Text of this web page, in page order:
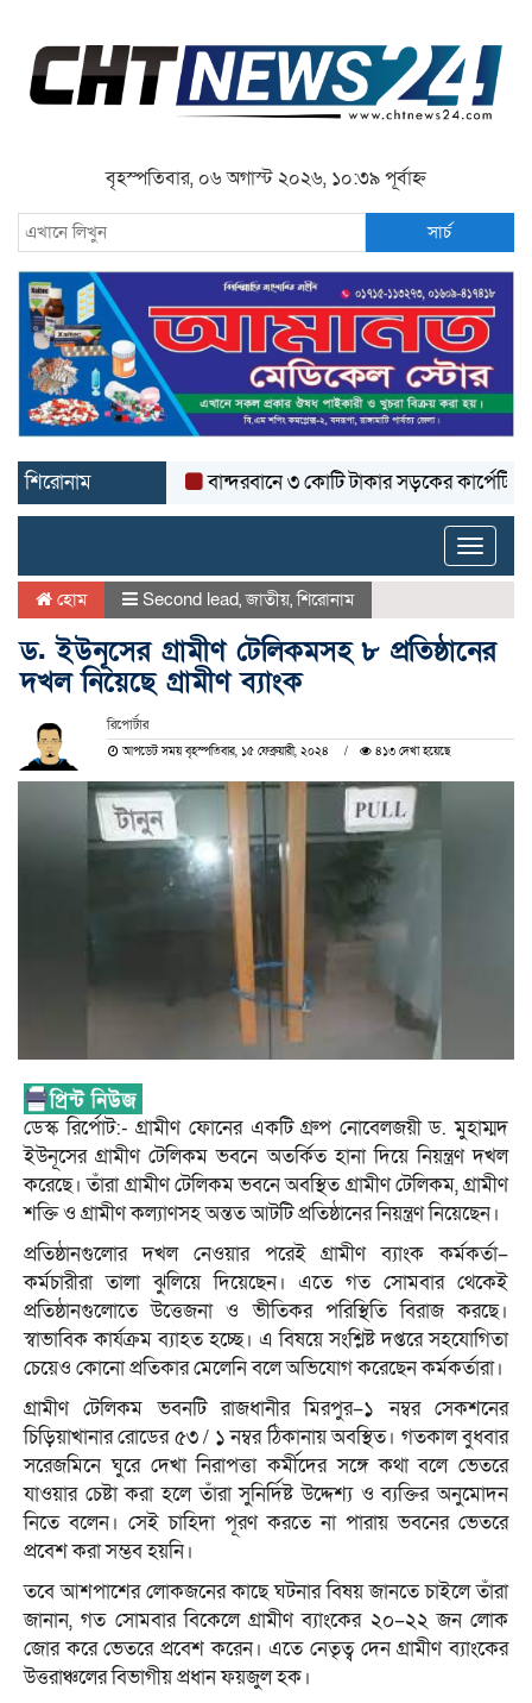
বৃহস্পতিবার, ০৬ অগাস্ট ২০২৬, ১০:৩৯ পূর্বাহ্ন
সার্চ
শিরোনাম বান্দরবানে ৩ কোটি টাকার সড়কের কার্পেটিং উঠে
Toggle
হোম Second lead,জাতীয়,শিরোনাম
ড. ইউনূসের গ্রামীণ টেলিকমসহ ৮ প্রতিষ্ঠানের
দখল নিয়েছে গ্রামীণ ব্যাংক
রিপোর্টার
আপডেট সময় বৃহস্পতিবার, ১৫ ফেব্রুয়ারী, ২০২৪ ৪১৩ দেখা হয়েছে
ডেস্ক রির্পোট:- গ্রামীণ ফোনের একটি গ্রুপ নোবেলজয়ী ড. মুহাম্মদ
ইউনূসের গ্রামীণ টেলিকম ভবনে অতর্কিত হানা দিয়ে নিয়ন্ত্রণ দখল
করেছে। তাঁরা গ্রামীণ টেলিকম ভবনে অবস্থিত গ্রামীণ টেলিকম, গ্রামীণ
শক্তি ও গ্রামীণ কল্যাণসহ অন্তত আটটি প্রতিষ্ঠানের নিয়ন্ত্রণ নিয়েছেন।
প্রতিষ্ঠানগুলোর দখল নেওয়ার পরেই গ্রামীণ ব্যাংক কর্মকর্তা–
কর্মচারীরা তালা ঝুলিয়ে দিয়েছেন। এতে গত সোমবার থেকেই
প্রতিষ্ঠানগুলোতে উত্তেজনা ও ভীতিকর পরিস্থিতি বিরাজ করছে।
স্বাভাবিক কার্যক্রম ব্যাহত হচ্ছে। এ বিষয়ে সংশ্লিষ্ট দপ্তরে সহযোগিতা
চেয়েও কোনো প্রতিকার মেলেনি বলে অভিযোগ করেছেন কর্মকর্তারা।
গ্রামীণ টেলিকম ভবনটি রাজধানীর মিরপুর–১ নম্বর সেকশনের
চিড়িয়াখানার রোডের ৫৩ / ১ নম্বর ঠিকানায় অবস্থিত। গতকাল বুধবার
সরেজমিনে ঘুরে দেখা নিরাপত্তা কর্মীদের সঙ্গে কথা বলে ভেতরে
যাওয়ার চেষ্টা করা হলে তাঁরা সুনির্দিষ্ট উদ্দেশ্য ও ব্যক্তির অনুমোদন
নিতে বলেন। সেই চাহিদা পূরণ করতে না পারায় ভবনের ভেতরে
প্রবেশ করা সম্ভব হয়নি।
তবে আশপাশের লোকজনের কাছে ঘটনার বিষয় জানতে চাইলে তাঁরা
জানান, গত সোমবার বিকেলে গ্রামীণ ব্যাংকের ২০–২২ জন লোক
জোর করে ভেতরে প্রবেশ করেন। এতে নেতৃত্ব দেন গ্রামীণ ব্যাংকের
উত্তরাঞ্চলের বিভাগীয় প্রধান ফয়জুল হক।